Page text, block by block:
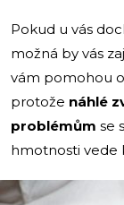
Pokud u vás
možná by vás
vám pomohou
protože náhlé
problémům se
hmotnosti vede